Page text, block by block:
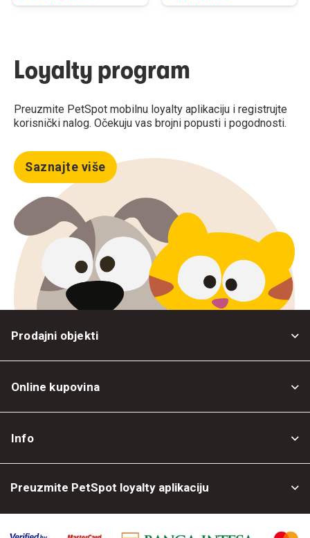
Loyalty program
Preuzmite PetSpot mobilnu loyalty aplikaciju i registrujte
korisnički nalog. Očekuju vas brojni popusti i pogodnosti.
Saznajte više
Prodajni objekti
Online kupovina
Info
Preuzmite PetSpot loyalty aplikaciju